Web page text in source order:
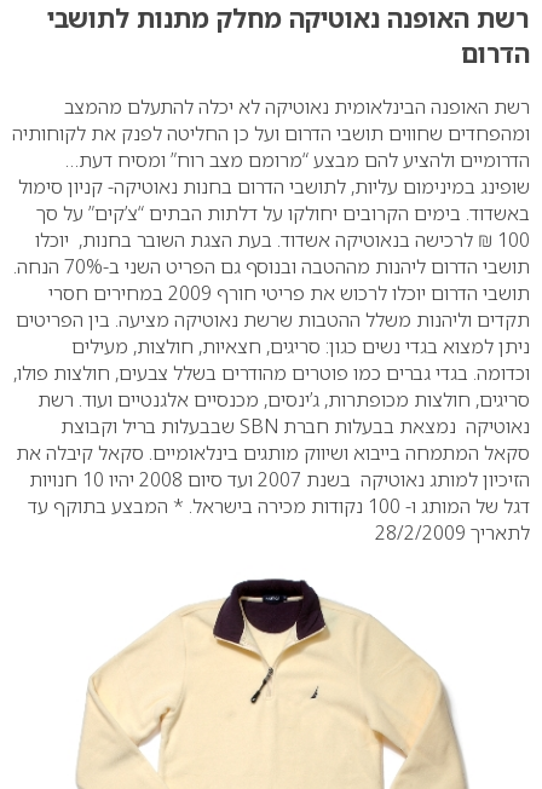
רשת האופנה נאוטיקה מחלק מתנות לתושבי
הדרום
רשת האופנה הבינלאומית נאוטיקה לא יכלה להתעלם מהמצב
ומהפחדים שחווים תושבי הדרום ועל כן החליטה לפנק את לקוחותיה
הדרומיים ולהציע להם מבצע “מרומם מצב רוח” ומסיח דעת…
שופינג במינימום עליות, לתושבי הדרום בחנות נאוטיקה- קניון סימול
באשדוד. בימים הקרובים יחולקו על דלתות הבתים “צ’קים” על סך
100 ₪ לרכישה בנאוטיקה אשדוד. בעת הצגת השובר בחנות, יוכלו
תושבי הדרום ליהנות מההטבה ובנוסף גם הפריט השני ב-70% הנחה.
תושבי הדרום יוכלו לרכוש את פריטי חורף 2009 במחירים חסרי
תקדים וליהנות משלל ההטבות שרשת נאוטיקה מציעה. בין הפריטים
ניתן למצוא בגדי נשים כגון: סריגים, חצאיות, חולצות, מעילים
וכדומה. בגדי גברים כמו פוטרים מהודרים בשלל צבעים, חולצות פולו,
סריגים, חולצות מכופתרות, ג’ינסים, מכנסיים אלגנטיים ועוד. רשת
נאוטיקה נמצאת בבעלות חברת SBN שבבעלות בריל וקבוצת
סקאל המתמחה בייבוא ושיווק מותגים בינלאומיים. סקאל קיבלה את
הזיכיון למותג נאוטיקה בשנת 2007 ועד סיום 2008 יהיו 10 חנויות
דגל של המותג ו- 100 נקודות מכירה בישראל.
* המבצע בתוקף עד
לתאריך 28/2/2009